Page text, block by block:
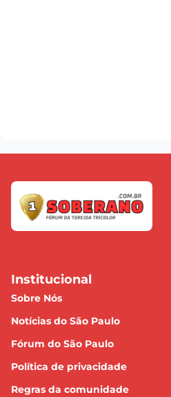
Institucional
Sobre Nós
Notícias do São Paulo
Fórum do São Paulo
Política de privacidade
Regras da comunidade